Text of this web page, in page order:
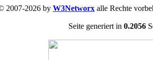
2007-2026 by W3Networx alle Rechte
Seite generiert in 0.2056